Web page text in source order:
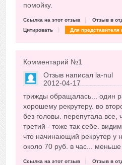
помойку.
Ссылка на этот отзыв
Отзыв в
Цитировать
Для представителя
Комментарий №1
Отзыв написал la-nul
2012-04-17
+3
трижды обращалась... один
хорошему рекрутеру. во
без головы. перепутала все,
третий - тоже так себе.
что начинающий рекрутер у
около 70 руб. в час...
Ссылка на этот отзыв
Отзыв в